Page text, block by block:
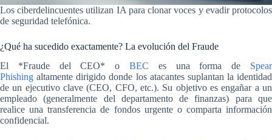
Los ciberdelincuentes utilizan IA para clonar voces y evadir protocolos
de seguridad telefónica.
¿Qué ha sucedido exactamente? La evolución del Fraude
El *Fraude del CEO* o BEC es una forma de Spear
Phishing altamente dirigido donde los atacantes suplantan la identidad
de un ejecutivo clave (CEO, CFO, etc.). Su objetivo es engañar a un
empleado (generalmente del departamento de finanzas) para que
realice una transferencia de fondos urgente o comparta información
confidencial.